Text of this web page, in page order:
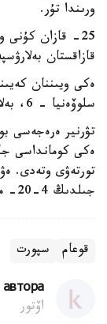
ورىندا تۇر.
25- قازان كۇنى
قازاقستان
سلوۆەنيا - 6، بەلارۋس - 0، قازاقستان - 0.
تۋرنير ەرەجەسى
ەكى كومانداسى
جىلدىڭ 4-20- مامىر ارالىعىندا انگليادا وتەدى.
قوعام سپورت
اۆتور